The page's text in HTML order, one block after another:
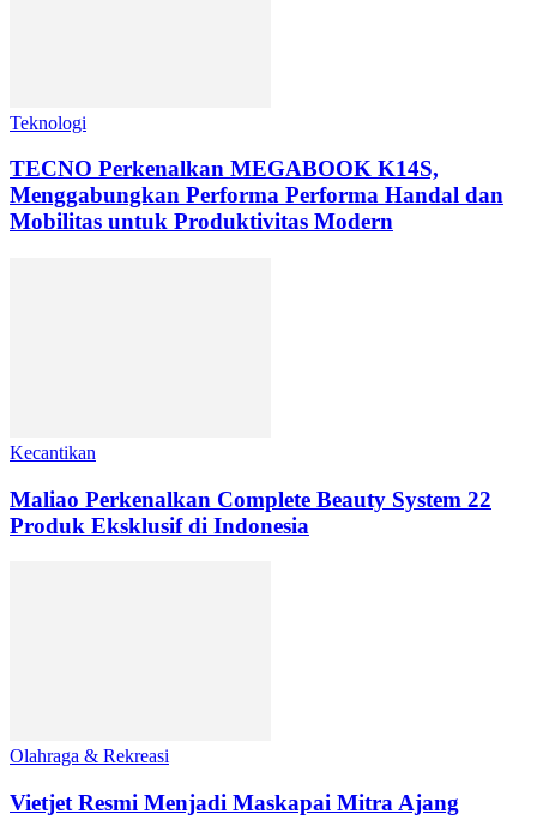
Teknologi
TECNO Perkenalkan MEGABOOK K14S,
Menggabungkan Performa Performa Handal dan
Mobilitas untuk Produktivitas Modern
Kecantikan
Maliao Perkenalkan Complete Beauty System 22
Produk Eksklusif di Indonesia
Olahraga & Rekreasi
Vietjet Resmi Menjadi Maskapai Mitra Ajang